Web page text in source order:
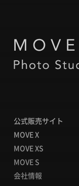
公式販売サイト
MOVE X
MOVE XS
MOVE S
会社情報